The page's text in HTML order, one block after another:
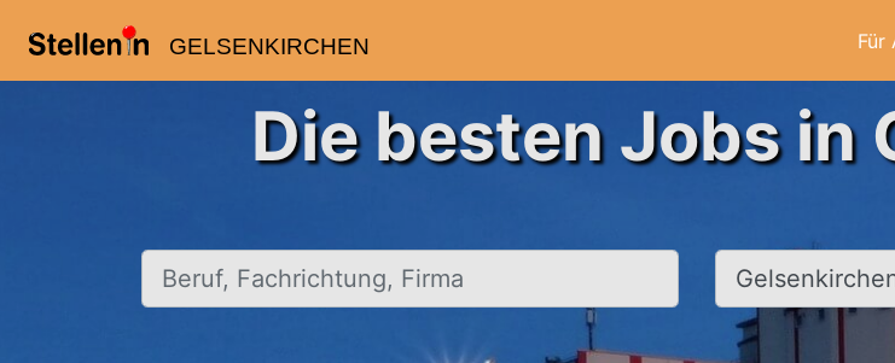
GELSENKIRCHEN Für
Die besten Jobs in
Beruf, Fachrichtung, Firma Ort, Stadt